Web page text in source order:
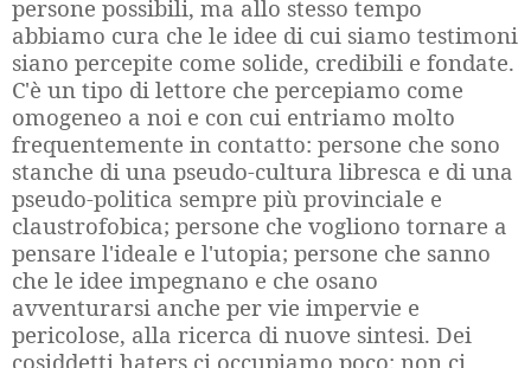
persone possibili, ma allo stesso tempo
abbiamo cura che le idee di cui siamo testimoni
siano percepite come solide, credibili e fondate.
C'è un tipo di lettore che percepiamo come
omogeneo a noi e con cui entriamo molto
frequentemente in contatto: persone che sono
stanche di una pseudo-cultura libresca e di una
pseudo-politica sempre più provinciale e
claustrofobica; persone che vogliono tornare a
pensare l'ideale e l'utopia; persone che sanno
che le idee impegnano e che osano
avventurarsi anche per vie impervie e
pericolose, alla ricerca di nuove sintesi. Dei
cosiddetti haters ci occupiamo poco: non ci